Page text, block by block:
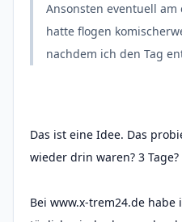
Ansonsten eventuell
hatte flogen
nachdem ich den Tag
Das ist eine Idee. Das
wieder drin waren? 3 Tage?
Bei www.x-trem24.de